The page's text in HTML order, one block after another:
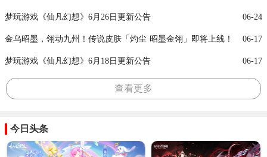
梦玩游戏《仙凡幻想》6月26日更新公告 06-24
金乌昭墨，翎动九州！传说皮肤「灼尘·昭墨金翎」即将上线！ 06-17
梦玩游戏《仙凡幻想》6月18日更新公告 06-17
查看更多
今日头条